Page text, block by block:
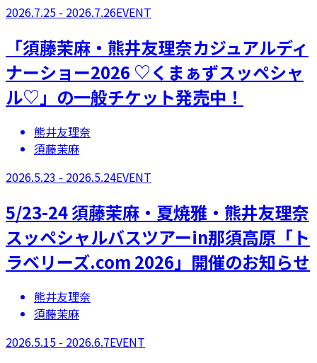
2026.7.25 - 2026.7.26EVENT
「須藤茉麻・熊井友理奈カジュアルディ
ナーショー2026 ♡くまぁずスッペシャ
ル♡」の一般チケット発売中！
熊井友理奈
須藤茉麻
2026.5.23 - 2026.5.24EVENT
5/23-24 須藤茉麻・夏焼雅・熊井友理奈
スッペシャルバスツアーin那須高原「ト
ラベリーズ.com 2026」開催のお知らせ
熊井友理奈
須藤茉麻
2026.5.15 - 2026.6.7EVENT